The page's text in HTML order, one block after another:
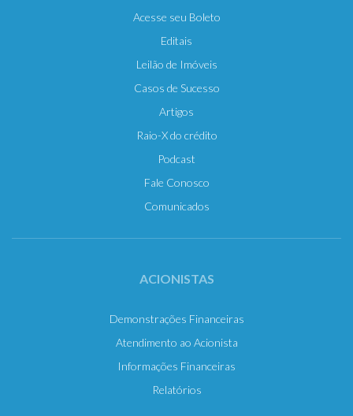
Acesse seu Boleto
Editais
Leilão de Imóveis
Casos de Sucesso
Artigos
Raio-X do crédito
Podcast
Fale Conosco
Comunicados
ACIONISTAS
Demonstrações Financeiras
Atendimento ao Acionista
Informações Financeiras
Relatórios